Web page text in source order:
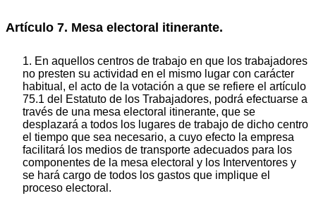
Artículo 7. Mesa electoral itinerante.
1. En aquellos centros de trabajo en que los trabajadores
no presten su actividad en el mismo lugar con carácter
habitual, el acto de la votación a que se refiere el artículo
75.1 del Estatuto de los Trabajadores, podrá efectuarse a
través de una mesa electoral itinerante, que se
desplazará a todos los lugares de trabajo de dicho centro
el tiempo que sea necesario, a cuyo efecto la empresa
facilitará los medios de transporte adecuados para los
componentes de la mesa electoral y los Interventores y
se hará cargo de todos los gastos que implique el
proceso electoral.